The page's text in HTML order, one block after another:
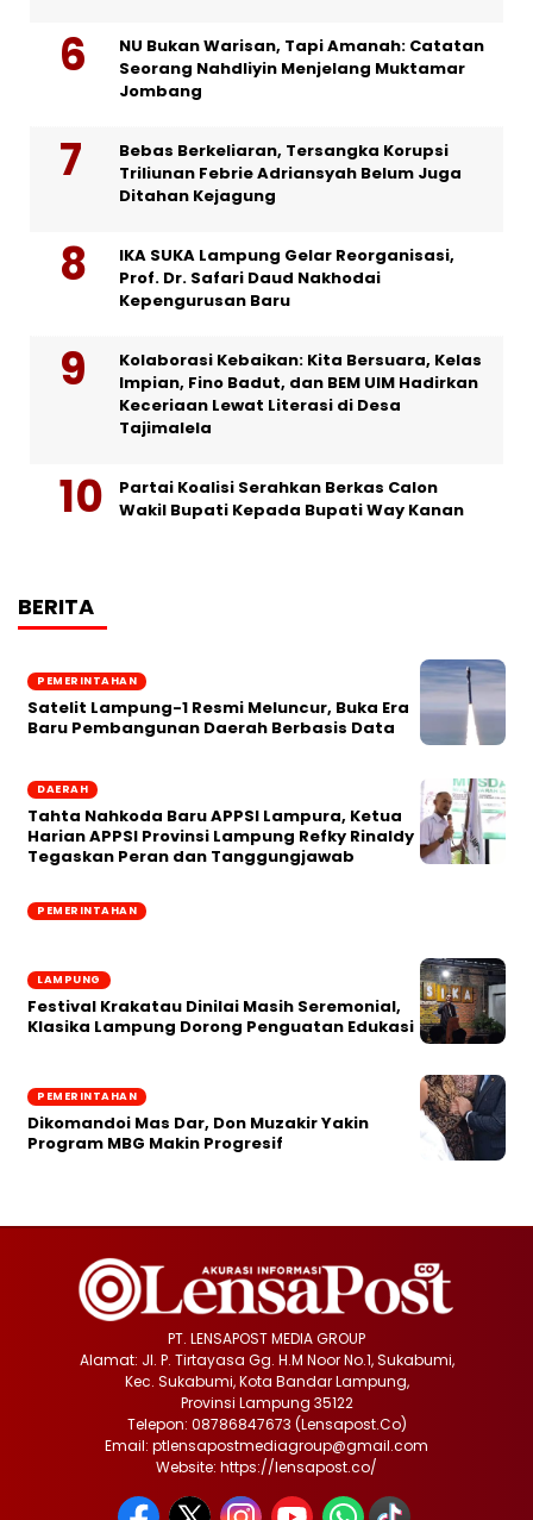
NU Bukan Warisan, Tapi Amanah: Catatan
Seorang Nahdliyin Menjelang Muktamar
Jombang
Bebas Berkeliaran, Tersangka Korupsi
Triliunan Febrie Adriansyah Belum Juga
Ditahan Kejagung
IKA SUKA Lampung Gelar Reorganisasi,
Prof. Dr. Safari Daud Nakhodai
Kepengurusan Baru
Kolaborasi Kebaikan: Kita Bersuara, Kelas
Impian, Fino Badut, dan BEM UIM Hadirkan
Keceriaan Lewat Literasi di Desa
Tajimalela
Partai Koalisi Serahkan Berkas Calon
Wakil Bupati Kepada Bupati Way Kanan
BERITA
PEMERINTAHAN
Satelit Lampung-1 Resmi Meluncur, Buka Era
Baru Pembangunan Daerah Berbasis Data
DAERAH
Tahta Nahkoda Baru APPSI Lampura, Ketua
Harian APPSI Provinsi Lampung Refky Rinaldy
Tegaskan Peran dan Tanggungjawab
PEMERINTAHAN
LAMPUNG
Festival Krakatau Dinilai Masih Seremonial,
Klasika Lampung Dorong Penguatan Edukasi
PEMERINTAHAN
Dikomandoi Mas Dar, Don Muzakir Yakin
Program MBG Makin Progresif
PT. LENSAPOST MEDIA GROUP
Alamat: Jl. P. Tirtayasa Gg. H.M Noor No.1, Sukabumi,
Kec. Sukabumi, Kota Bandar Lampung,
Provinsi Lampung 35122
Telepon: 08786847673 (Lensapost.Co)
Email: ptlensapostmediagroup@gmail.com
Website: https://lensapost.co/